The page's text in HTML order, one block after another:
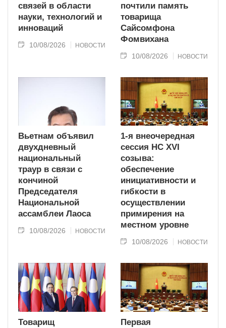
связей в области
науки, технологий и
инноваций
10/08/2026 НОВОСТИ
почтили память
товарища
Сайсомфона
Фомвихана
10/08/2026 НОВОСТИ
Вьетнам объявил
двухдневный
национальный
траур в связи с
кончиной
Председателя
Национальной
ассамблеи Лаоса
10/08/2026 НОВОСТИ
1-я внеочередная
сессия НС XVI
созыва:
обеспечение
инициативности и
гибкости в
осуществлении
примирения на
местном уровне
10/08/2026 НОВОСТИ
Товарищ
Первая